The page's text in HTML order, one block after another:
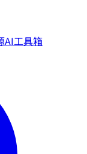
AI工具箱